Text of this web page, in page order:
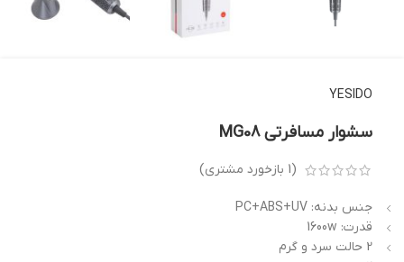
YESIDO
سشوار مسافرتی MG08
(
1 بازخورد مشتری)
جنس بدنه: PC+ABS+UV
قدرت: 1600w
2 حالت سرد و گرم